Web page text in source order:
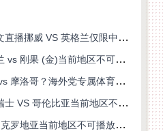
别慌！在国外看世界杯中文直播挪威 VS 英格兰仅限中国大陆？这篇指南帮你搞定
在海外看世界杯直播英格兰 vs 刚果 (金)当前地区不可播放？这篇指南帮你突破所有限制
在国外如何看世界杯巴西 vs 摩洛哥？海外党专属体育观赛指南来了
在国外看世界杯中文直播瑞士 VS 哥伦比亚当前地区不可播放？这篇指南帮你搞定
在国外看世界杯巴拿马 vs 克罗地亚当前地区不可播放？这篇指南帮你轻松解决海外体育直播难题